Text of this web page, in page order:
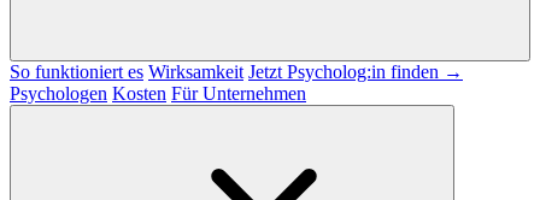
So funktioniert es Wirksamkeit Jetzt Psycholog:in finden →
Psychologen Kosten Für Unternehmen